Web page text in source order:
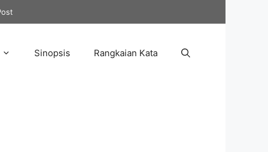
Sinopsis Rangkaian Kata